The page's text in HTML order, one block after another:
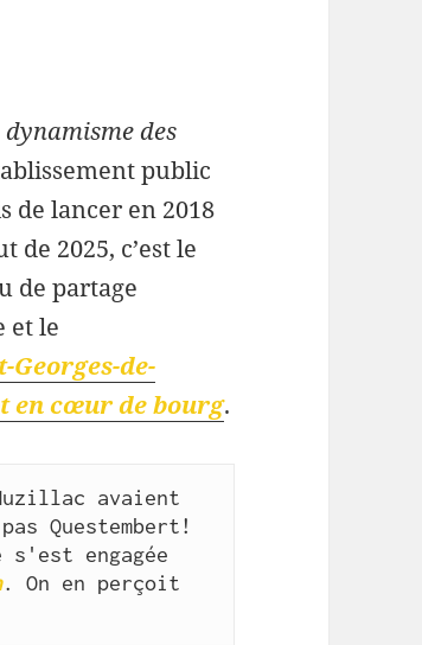
dynamisme des
public
de lancer en 2018
2025, c’est le
de partage
et le
Georges-de-
en cœur de bourg.
avaient
Questembert!
s'est engagée
. On en perçoit